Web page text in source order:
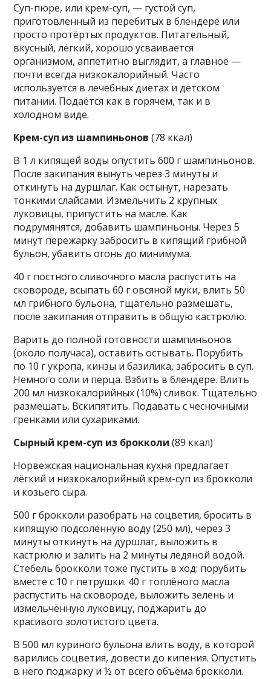
Суп-пюре, или крем-суп, — густой суп,
приготовленный из перебитых в блендере или
просто протёртых продуктов. Питательный,
вкусный, лёгкий, хорошо усваивается
организмом, аппетитно выглядит, а главное —
почти всегда низкокалорийный. Часто
используется в лечебных диетах и детском
питании. Подаётся как в горячем, так и в
холодном виде.
Крем-суп из шампиньонов (78 ккал)
В 1 л кипящей воды опустить 600 г шампиньонов.
После закипания вынуть через 3 минуты и
откинуть на дуршлаг. Как остынут, нарезать
тонкими слайсами. Измельчить 2 крупных
луковицы, припустить на масле. Как
подрумянятся, добавить шампиньоны. Через 5
минут пережарку забросить в кипящий грибной
бульон, убавить огонь до минимума.
40 г постного сливочного масла распустить на
сковороде, всыпать 60 г овсяной муки, влить 50
мл грибного бульона, тщательно размешать,
после закипания отправить в общую кастрюлю.
Варить до полной готовности шампиньонов
(около получаса), оставить остывать. Порубить
по 10 г укропа, кинзы и базилика, забросить в суп.
Немного соли и перца. Взбить в блендере. Влить
200 мл низкокалорийных (10%) сливок. Тщательно
размешать. Вскипятить. Подавать с чесночными
гренками или сухариками.
Сырный крем-суп из брокколи (89 ккал)
Норвежская национальная кухня предлагает
лёгкий и низкокалорийный крем-суп из брокколи
и козьего сыра.
500 г брокколи разобрать на соцветия, бросить в
кипящую подсолённую воду (250 мл), через 3
минуты откинуть на дуршлаг, выложить в
кастрюлю и залить на 2 минуты ледяной водой.
Стебель брокколи тоже пустить в ход: порубить
вместе с 10 г петрушки. 40 г топлёного масла
распустить на сковороде, выложить зелень и
измельчённую луковицу, поджарить до
красивого золотистого цвета.
В 500 мл куриного бульона влить воду, в которой
варились соцветия, довести до кипения. Опустить
в него поджарку и ½ от всего объёма брокколи.